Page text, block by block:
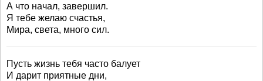
А что начал, завершил.
Я тебе желаю счастья,
Мира, света, много сил.
Пусть жизнь тебя часто балует
И дарит приятные дни,